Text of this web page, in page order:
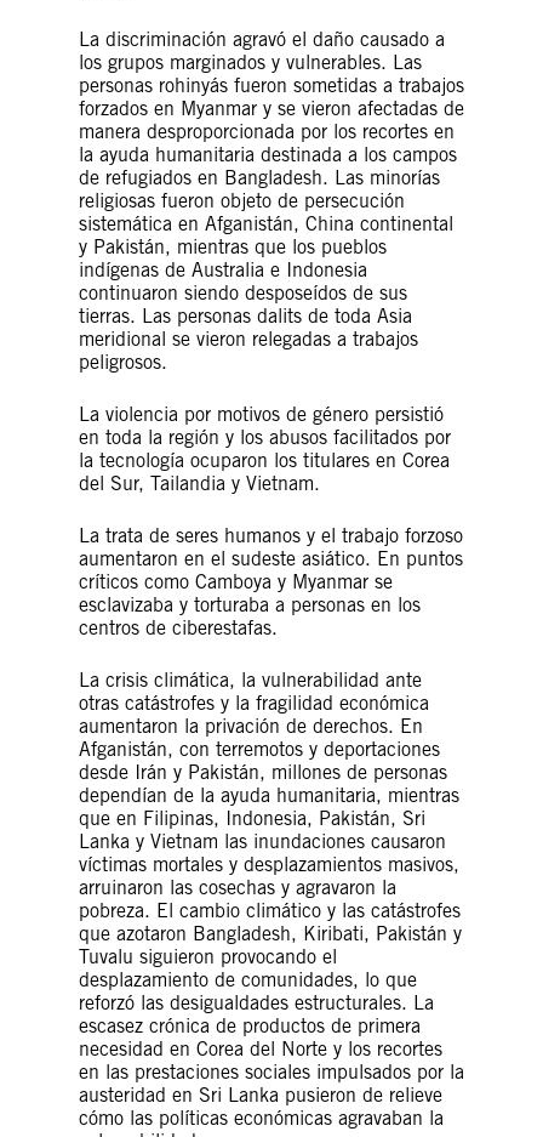
La discriminación agravó el daño causado a
los grupos marginados y vulnerables. Las
personas rohinyás fueron sometidas a trabajos
forzados en Myanmar y se vieron afectadas de
manera desproporcionada por los recortes en
la ayuda humanitaria destinada a los campos
de refugiados en Bangladesh. Las minorías
religiosas fueron objeto de persecución
sistemática en Afganistán, China continental
y Pakistán, mientras que los pueblos
indígenas de Australia e Indonesia
continuaron siendo desposeídos de sus
tierras. Las personas dalits de toda Asia
meridional se vieron relegadas a trabajos
peligrosos.
La violencia por motivos de género persistió
en toda la región y los abusos facilitados por
la tecnología ocuparon los titulares en Corea
del Sur, Tailandia y Vietnam.
La trata de seres humanos y el trabajo forzoso
aumentaron en el sudeste asiático. En puntos
críticos como Camboya y Myanmar se
esclavizaba y torturaba a personas en los
centros de ciberestafas.
La crisis climática, la vulnerabilidad ante
otras catástrofes y la fragilidad económica
aumentaron la privación de derechos. En
Afganistán, con terremotos y deportaciones
desde Irán y Pakistán, millones de personas
dependían de la ayuda humanitaria, mientras
que en Filipinas, Indonesia, Pakistán, Sri
Lanka y Vietnam las inundaciones causaron
víctimas mortales y desplazamientos masivos,
arruinaron las cosechas y agravaron la
pobreza. El cambio climático y las catástrofes
que azotaron Bangladesh, Kiribati, Pakistán y
Tuvalu siguieron provocando el
desplazamiento de comunidades, lo que
reforzó las desigualdades estructurales. La
escasez crónica de productos de primera
necesidad en Corea del Norte y los recortes
en las prestaciones sociales impulsados por la
austeridad en Sri Lanka pusieron de relieve
cómo las políticas económicas agravaban la